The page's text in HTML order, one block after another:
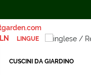
LINGUE
CUSCINI DA GIARDINO